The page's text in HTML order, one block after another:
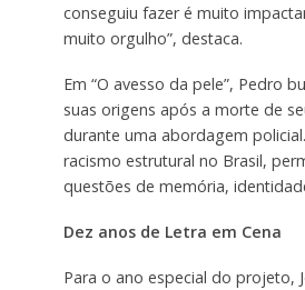
conseguiu fazer é muito
muito orgulho”, destaca.
Em “O avesso da pele”, Pedro
suas origens após a morte de
durante uma abordagem
racismo estrutural no Brasil,
questões de memória,
Dez anos de Letra em Cena
Para o ano especial do projeto,